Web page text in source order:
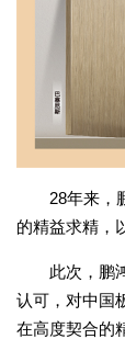
28年来，
的精益求精，
此次，鹏
认可，对中国
在高度契合的